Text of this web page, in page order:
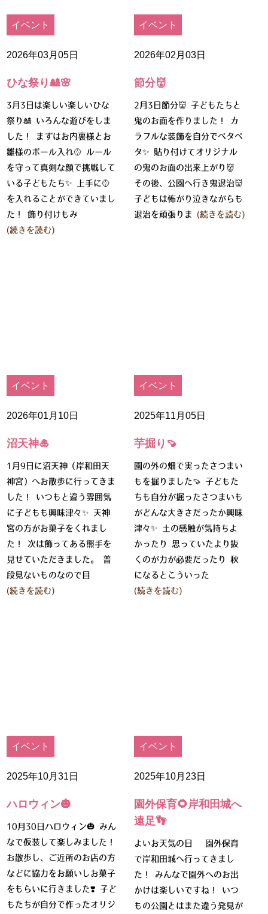
イベント
2026年03月05日
ひな祭り🎎🌸
3月3日は楽しい楽しいひな
祭り🎎 いろんな遊びをしま
した！ まずはお内裏様とお
雛様のボール入れ🥎 ルール
を守って真剣な顔で挑戦して
いる子どもたち✨ 上手に🥎
を入れることができていまし
た！ 飾り付けもみ
(続きを読む)
イベント
2026年02月03日
節分👹
2月3日節分👹 子どもたちと
鬼のお面を作りました！ カ
ラフルな装飾を自分でペタペ
タ✨ 貼り付けてオリジナル
の鬼のお面の出来上がり👹
その後、公園へ行き鬼退治👹
子どもは怖がり泣きながらも
退治を頑張りま (続きを読む)
イベント
2026年01月10日
沼天神🎍
1月9日に沼天神（岸和田天
神宮）へお散歩に行ってきま
した！ いつもと違う雰囲気
に子どもも興味津々✨ 天神
宮の方がお菓子をくれまし
た！ 次は飾ってある熊手を
見せていただきました。 普
段見ないものなので目
(続きを読む)
イベント
2025年11月05日
芋掘り🍠
園の外の畑で実ったさつまい
もを掘りました🍠 子どもた
ちも自分が掘ったさつまいも
がどんな大きさだったか興味
津々✨ 土の感触が気持ちよ
かったり 思っていたより抜
くのが力が必要だったり 秋
になるとこういった
(続きを読む)
イベント
2025年10月31日
ハロウィン🎃
10月30日ハロウィン🎃 みん
なで仮装して楽しみました！
お散歩し、ご近所のお店の方
などに協力をお願いしお菓子
をもらいに行きました❣️ 子ど
もたちが自分で作ったオリジ
イベント
2025年10月23日
園外保育🌻岸和田城へ
遠足👣
よいお天気の日☀️ 園外保育
で岸和田城へ行ってきまし
た！ みんなで園外へのお出
かけは楽しいですね！ いつ
もの公園とはまた違う発見が